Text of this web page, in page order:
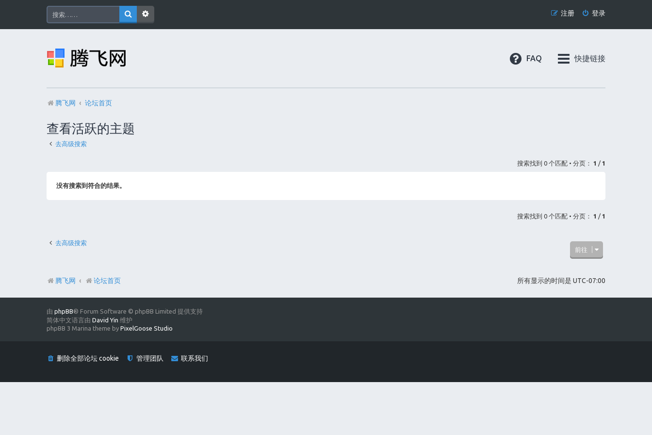
登录
注册
快捷链接
FAQ
腾飞网 论坛首页
查看活跃的主题
去高级搜索
搜索找到 0 个匹配 • 分页： 1 / 1
没有搜索到符合的结果。
搜索找到 0 个匹配 • 分页： 1 / 1
去高级搜索
前往
所有显示的时间是 UTC-07:00
腾飞网 论坛首页
由 phpBB® Forum Software © phpBB Limited 提供支持
简体中文语言由 David Yin 维护
phpBB 3 Marina theme by PixelGoose Studio
删除全部论坛 cookie 管理团队 联系我们